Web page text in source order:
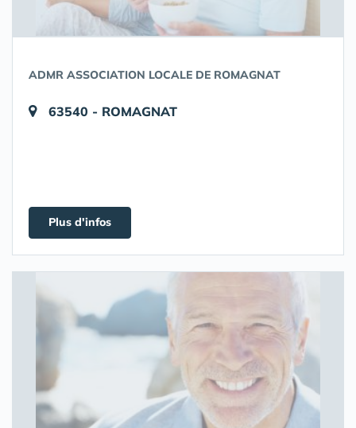
ADMR ASSOCIATION LOCALE DE ROMAGNAT
63540 - ROMAGNAT
Plus d'infos